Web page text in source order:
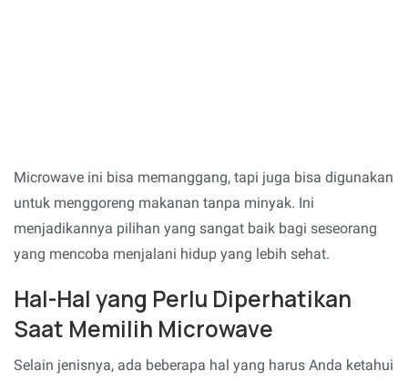
Microwave ini bisa memanggang, tapi juga bisa digunakan
untuk menggoreng makanan tanpa minyak. Ini
menjadikannya pilihan yang sangat baik bagi seseorang
yang mencoba menjalani hidup yang lebih sehat.
Hal-Hal yang Perlu Diperhatikan
Saat Memilih Microwave
Selain jenisnya, ada beberapa hal yang harus Anda ketahui